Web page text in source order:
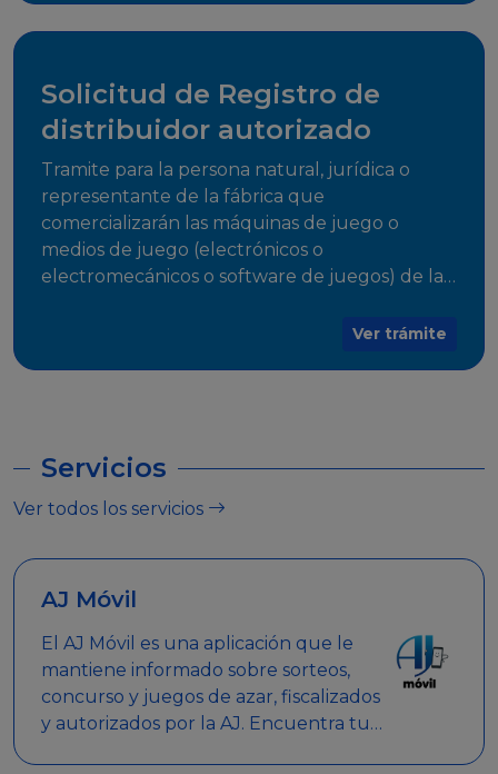
Solicitud de Registro de
distribuidor autorizado
Tramite para la persona natural, jurídica o
representante de la fábrica que
comercializarán las máquinas de juego o
medios de juego (electrónicos o
electromecánicos o software de juegos) de las
Ver trámite
Servicios
Ver todos los servicios
AJ Móvil
El AJ Móvil es una aplicación que le
mantiene informado sobre sorteos,
concurso y juegos de azar, fiscalizados
y autorizados por la AJ. Encuentra tus